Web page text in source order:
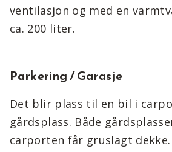
ventilasjon og med en
ca. 200 liter.
Parkering / Garasje
Det blir plass til en bil i
gårdsplass. Både
carporten får gruslagt